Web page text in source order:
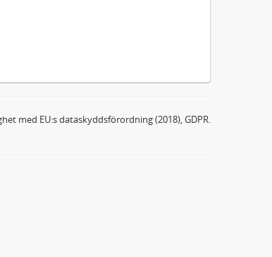
med EU:s dataskyddsförordning (2018), GDPR.